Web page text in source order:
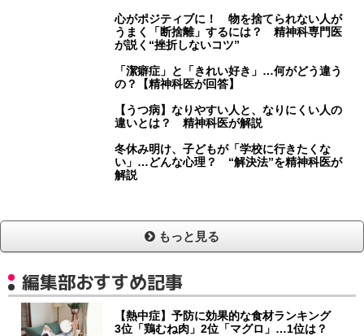
心がポジティブに！ 物を捨てられない人が
うまく「断捨離」するには？ 精神科専門医
が説く“挫折しないコツ”
「潔癖症」と「きれい好き」…何がどう違う
の？【精神科医が回答】
【うつ病】なりやすい人と、なりにくい人の
違いとは？ 精神科医が解説
冬休み明け、子どもが「学校に行きたくな
い」…どんな心理？ “解決法”を精神科医が
解説
もっと見る
編集部おすすめ記事
【熱中症】予防に効果的な食材ランキング
3位「鶏むね肉」2位「マグロ」…1位は？